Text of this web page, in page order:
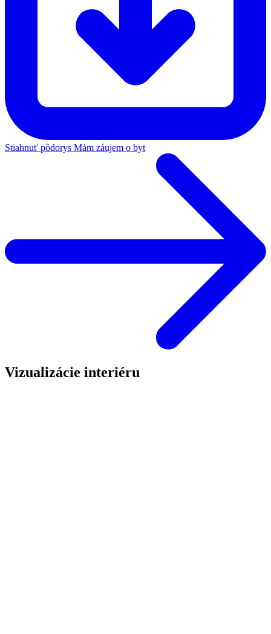
Stiahnuť pôdorys Mám záujem o byt
Vizualizácie interiéru